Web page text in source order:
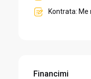
Kontrata: Me
Financimi